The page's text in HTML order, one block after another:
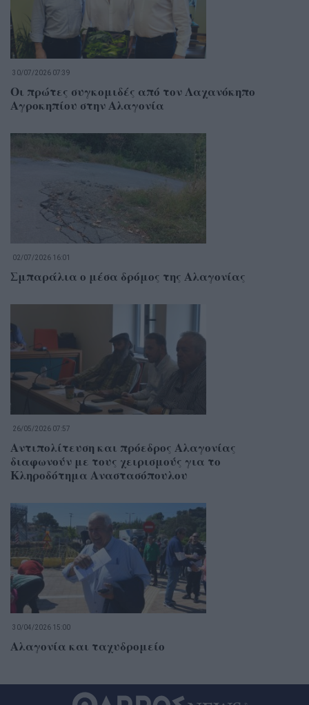
30/07/2026 07:39
Οι πρώτες συγκομιδές από τον Λαχανόκηπο
Αγροκηπίου στην Αλαγονία
02/07/2026 16:01
Σμπαράλια ο μέσα δρόμος της Αλαγονίας
26/05/2026 07:57
Αντιπολίτευση και πρόεδρος Αλαγονίας
διαφωνούν με τους χειρισμούς για το
Κληροδότημα Αναστασόπουλου
30/04/2026 15:00
Αλαγονία και ταχυδρομείο